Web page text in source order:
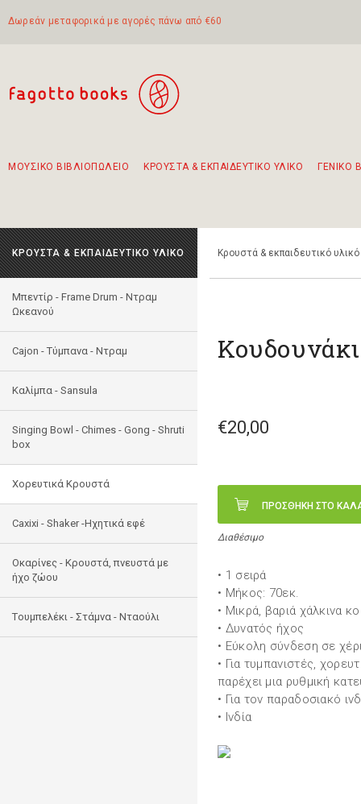
Δωρεάν μεταφορικά με αγορές πάνω από €60
ΜΟΥΣΙΚΟ ΒΙΒΛΙΟΠΩΛΕΙΟ ΚΡΟΥΣΤΑ & ΕΚΠΑΙΔΕΥΤΙΚΟ ΥΛΙΚΟ ΓΕΝΙΚΟ
ΚΡΟΥΣΤΑ & ΕΚΠΑΙΔΕΥΤΙΚΟ ΥΛΙΚΟ
Μπεντίρ - Frame Drum - Ντραμ
Ωκεανού
Cajon - Τύμπανα - Ντραμ
Καλίμπα - Sansula
Singing Bowl - Chimes - Gong - Shruti
box
Χορευτικά Κρουστά
Caxixi - Shaker -Ηχητικά εφέ
Οκαρίνες - Κρουστά, πνευστά με
ήχο ζώου
Tουμπελέκι - Στάμνα - Νταούλι
Κρουστά & εκπαιδευτικό υλικό
€20,00
ΠΡΟΣΘΗΚΗ ΣΤΟ
Διαθέσιμο
• 1 σειρά
• Μήκος: 70εκ.
• Mικρά, βαριά χάλκινα
• Δυνατός ήχος
• Εύκολη σύνδεση σε
• Για τυμπανιστές,
παρέχει μια ρυθμική
• Για τον παραδοσιακό
• Ινδία